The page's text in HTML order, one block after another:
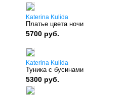
Katerina Kulida
Платье цвета ночи
5700 руб.
Katerina Kulida
Туника с бусинами
5300 руб.